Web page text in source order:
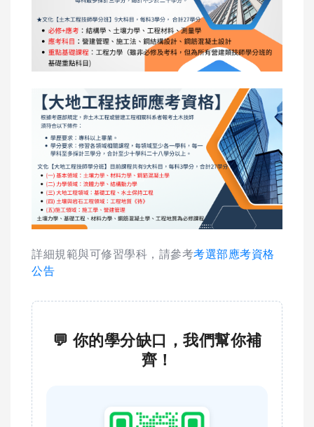
詳細規範與可修習學科，請參考考選部應考資格
公告
💬 你的學分缺口，我們幫你補
齊！